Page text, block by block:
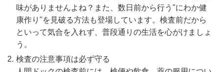
味がありませんよね？また、数日前から行う"にわか健
康作り"を見破る方法も登場しています。検査前だから
といって気合を入れず、普段通りの生活を心がけましょ
う。
検査の注意事項は必ず守る